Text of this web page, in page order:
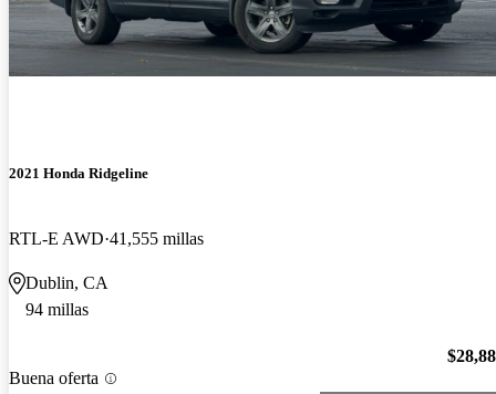
2021 Honda Ridgeline
RTL-E AWD 41,555 millas
Dublin, CA
94 millas
Buena oferta